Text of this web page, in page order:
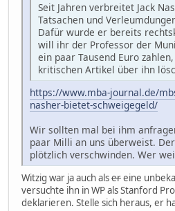
Seit Jahren verbreitet Jack
Tatsachen und
Dafür wurde er bereits
will ihr der Professor der
ein paar Tausend Euro
kritischen Artikel über ihn
https://www.mba-journal.de/
nasher-bietet-schweigegeld/
Wir sollten mal bei ihm
paar Milli an uns überweist.
plötzlich verschwinden. Wer
Witzig war ja auch alsereine
versuchte ihn in WP als Stanford
deklarieren. Stelle sich heraus, er